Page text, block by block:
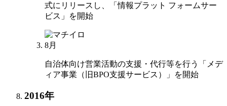
式にリリースし、「情報プラット フォームサー
ビス」を開始
8月
自治体向け営業活動の支援・代行等を行う「メデ
ィア事業（旧BPO支援サービス）」を開始
2016年